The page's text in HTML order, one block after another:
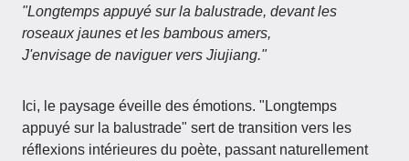
"Longtemps appuyé sur la balustrade, devant les
roseaux jaunes et les bambous amers,
J'envisage de naviguer vers Jiujiang."
Ici, le paysage éveille des émotions. "Longtemps
appuyé sur la balustrade" sert de transition vers les
réflexions intérieures du poète, passant naturellement